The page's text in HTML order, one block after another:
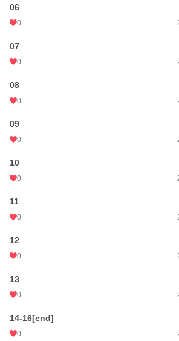
この御話を描きたいが為でした
彼女達と"作成者"の日々
🌸ex.「既刊を思う」2022/09/27
🌸2023年以降例年誕生日付近等に描き下ろし新作を
https://www.alphapolis.co.jp/diary/view/171269
https://suzuri.jp/
一般女性向け
お気に入り
24h.ポイント
ページ数
初回公開日時
06
0
07
0
08
0
09
0
10
0
11
0
12
0
13
0
14-16[end]
0